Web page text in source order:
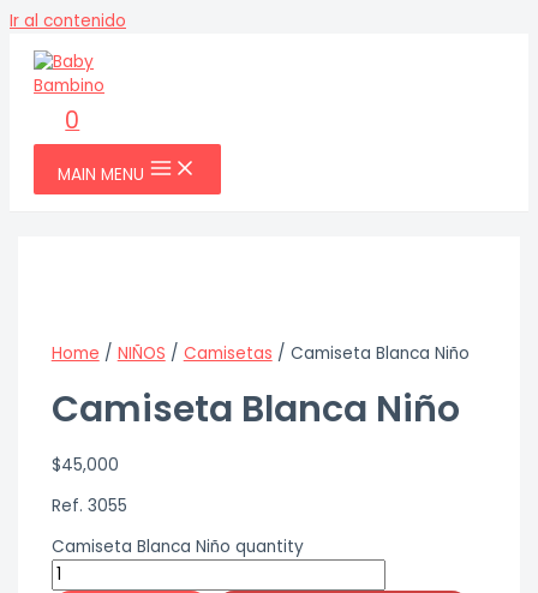
Ir al contenido
0
MAIN MENU
Home / NIÑOS / Camisetas / Camiseta Blanca Niño
Camiseta Blanca Niño
$45,000
Ref. 3055
Camiseta Blanca Niño quantity